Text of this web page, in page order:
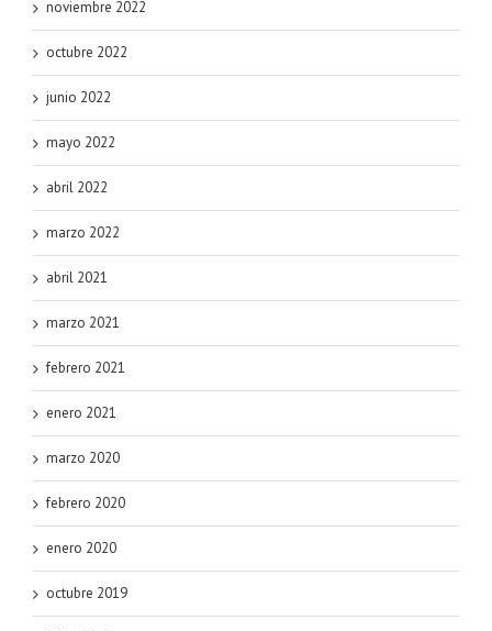
noviembre 2022
octubre 2022
junio 2022
mayo 2022
abril 2022
marzo 2022
abril 2021
marzo 2021
febrero 2021
enero 2021
marzo 2020
febrero 2020
enero 2020
octubre 2019